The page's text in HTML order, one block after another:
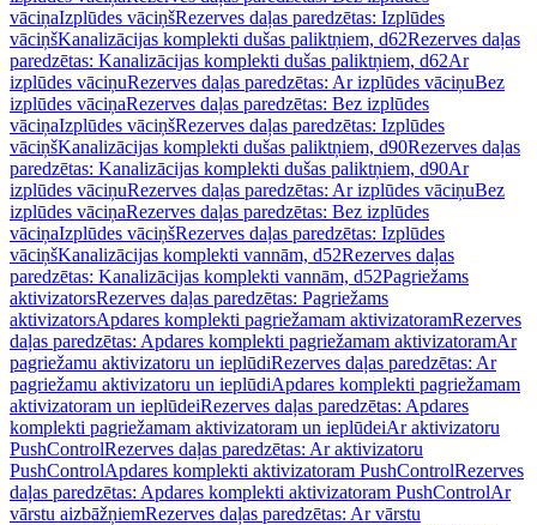
vāciņaIzplūdes vāciņšRezerves daļas paredzētas: Izplūdes
vāciņšKanalizācijas komplekti dušas paliktņiem, d62Rezerves daļas
paredzētas: Kanalizācijas komplekti dušas paliktņiem, d62Ar
izplūdes vāciņuRezerves daļas paredzētas: Ar izplūdes vāciņuBez
izplūdes vāciņaRezerves daļas paredzētas: Bez izplūdes
vāciņaIzplūdes vāciņšRezerves daļas paredzētas: Izplūdes
vāciņšKanalizācijas komplekti dušas paliktņiem, d90Rezerves daļas
paredzētas: Kanalizācijas komplekti dušas paliktņiem, d90Ar
izplūdes vāciņuRezerves daļas paredzētas: Ar izplūdes vāciņuBez
izplūdes vāciņaRezerves daļas paredzētas: Bez izplūdes
vāciņaIzplūdes vāciņšRezerves daļas paredzētas: Izplūdes
vāciņšKanalizācijas komplekti vannām, d52Rezerves daļas
paredzētas: Kanalizācijas komplekti vannām, d52Pagriežams
aktivizatorsRezerves daļas paredzētas: Pagriežams
aktivizatorsApdares komplekti pagriežamam aktivizatoramRezerves
daļas paredzētas: Apdares komplekti pagriežamam aktivizatoramAr
pagriežamu aktivizatoru un ieplūdiRezerves daļas paredzētas: Ar
pagriežamu aktivizatoru un ieplūdiApdares komplekti pagriežamam
aktivizatoram un ieplūdeiRezerves daļas paredzētas: Apdares
komplekti pagriežamam aktivizatoram un ieplūdeiAr aktivizatoru
PushControlRezerves daļas paredzētas: Ar aktivizatoru
PushControlApdares komplekti aktivizatoram PushControlRezerves
daļas paredzētas: Apdares komplekti aktivizatoram PushControlAr
vārstu aizbāžņiemRezerves daļas paredzētas: Ar vārstu